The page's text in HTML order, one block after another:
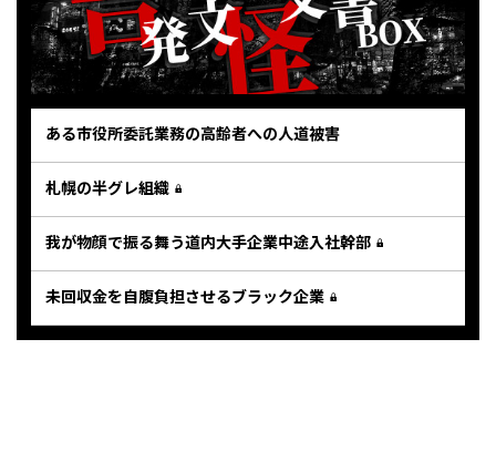
ある市役所委託業務の高齢者への人道被害
札幌の半グレ組織
我が物顔で振る舞う道内大手企業中途入社幹部
未回収金を自腹負担させるブラック企業